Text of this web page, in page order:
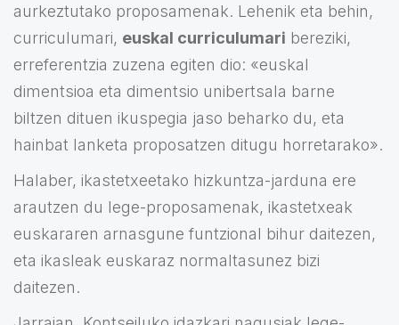
aurkeztutako proposamenak. Lehenik eta behin,
curriculumari, euskal curriculumari bereziki,
erreferentzia zuzena egiten dio: «euskal
dimentsioa eta dimentsio unibertsala barne
biltzen dituen ikuspegia jaso beharko du, eta
hainbat lanketa proposatzen ditugu horretarako».
Halaber, ikastetxeetako hizkuntza-jarduna ere
arautzen du lege-proposamenak, ikastetxeak
euskararen arnasgune funtzional bihur daitezen,
eta ikasleak euskaraz normaltasunez bizi
daitezen.